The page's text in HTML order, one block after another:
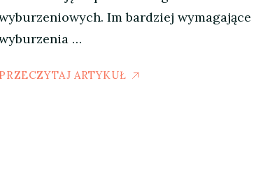
Im bardziej wymagające
…
PRZECZYTAJ ARTYKUŁ